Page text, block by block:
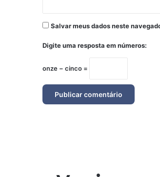
Salvar meus dados neste
Digite uma resposta em números:
onze − cinco =